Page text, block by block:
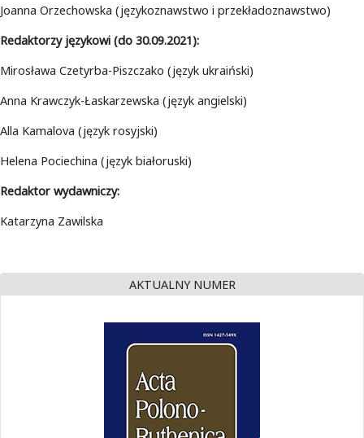
Joanna Orzechowska (językoznawstwo i przekładoznawstwo)
Redaktorzy językowi (do 30.09.2021):
Mirosława Czetyrba-Piszczako (język ukraiński)
Anna Krawczyk-Łaskarzewska (język angielski)
Alla Kamalova (język rosyjski)
Helena Pociechina (język białoruski)
Redaktor wydawniczy:
Katarzyna Zawilska
AKTUALNY NUMER